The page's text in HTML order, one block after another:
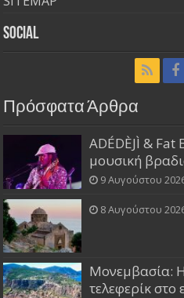
Social
Πρόσφατα Άρθρα
ADÉDÈJÌ &
μουσική
9 Αυγούστου
8 Αυγούστου
Μονεμβασία:
τελεφερίκ στο